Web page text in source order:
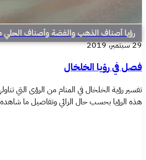
رؤيا أصناف الذهب والفضة وأصناف الحلي
29 سبتمبر، 2019
فصل في رؤيا الخلخال
تفسير رؤية الخلخال في المنام من الرؤى التي
هذه الرؤيا بحسب حال الرائي وتفاصيل ما